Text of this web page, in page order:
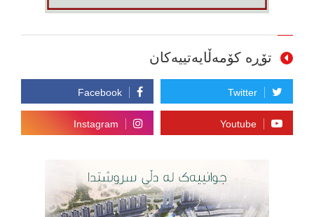
تۆڕە کۆمەڵایەتییەکان